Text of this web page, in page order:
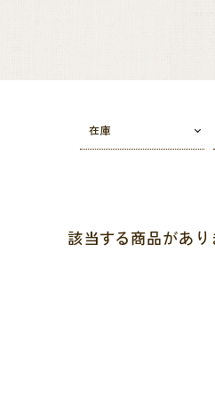
在庫
該当する商品があり